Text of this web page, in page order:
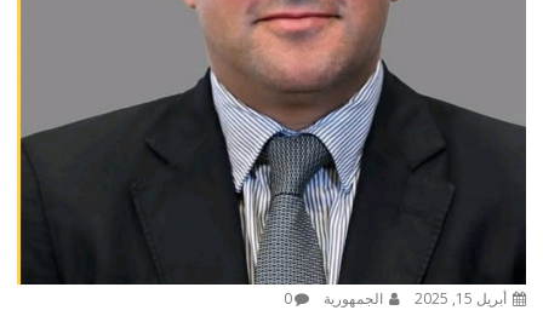
أبريل 15, 2025 الجمهورية 0